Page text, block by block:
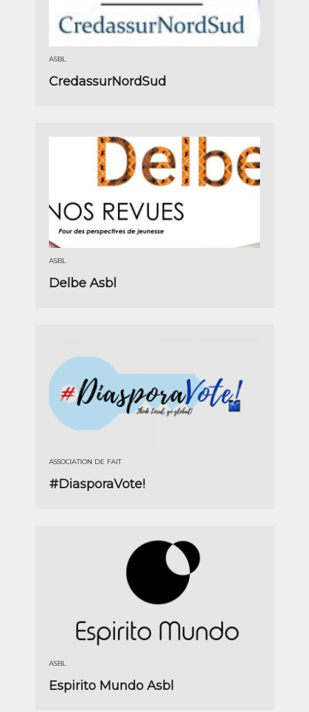
ASBL
CredassurNordSud
ASBL
Delbe Asbl
ASSOCIATION DE FAIT
#DiasporaVote!
ASBL
Espirito Mundo Asbl